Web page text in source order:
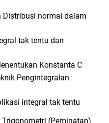
Distribusi normal dalam
tak tentu dan
Konstanta C
Pengintegralan
integral tak tentu
(Peminatan)